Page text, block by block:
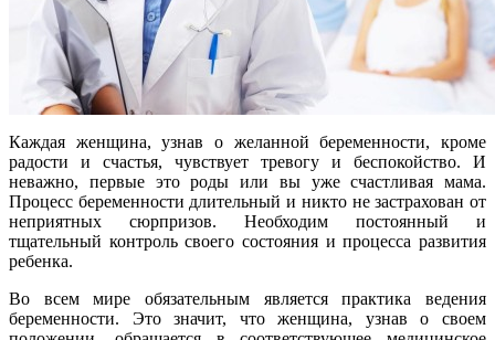
Каждая женщина, узнав о желанной беременности, кроме
радости и счастья, чувствует тревогу и беспокойство. И
неважно, первые это роды или вы уже счастливая мама.
Процесс беременности длительный и никто не застрахован от
неприятных сюрпризов. Необходим постоянный и
тщательный контроль своего состояния и процесса развития
ребенка.
Во всем мире обязательным является практика ведения
беременности. Это значит, что женщина, узнав о своем